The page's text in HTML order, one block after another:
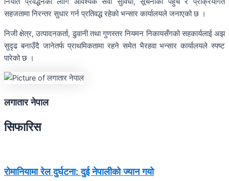
सहजतामा निरन्तर सुधार गर्न प्रतिवद्ध रहेको भन्सार कार्यालयले जनाएको छ ।
निजी क्षेत्र, उत्पादनकर्ता, ढुवानी तथा गुणस्तर नियमन निकायसँगको सहकार्यलाई अझ
सुदृढ बनाउँदै जानेतर्फ प्राथमिकतामा रहने समेत भैरहवा भन्सार कार्यालयले स्पष्ट
पारेको छ ।
लगातार नेपाल
सिफारिस
रोमानियामा रेल दुर्घटना: दुई नेपालीको ज्यान गयो